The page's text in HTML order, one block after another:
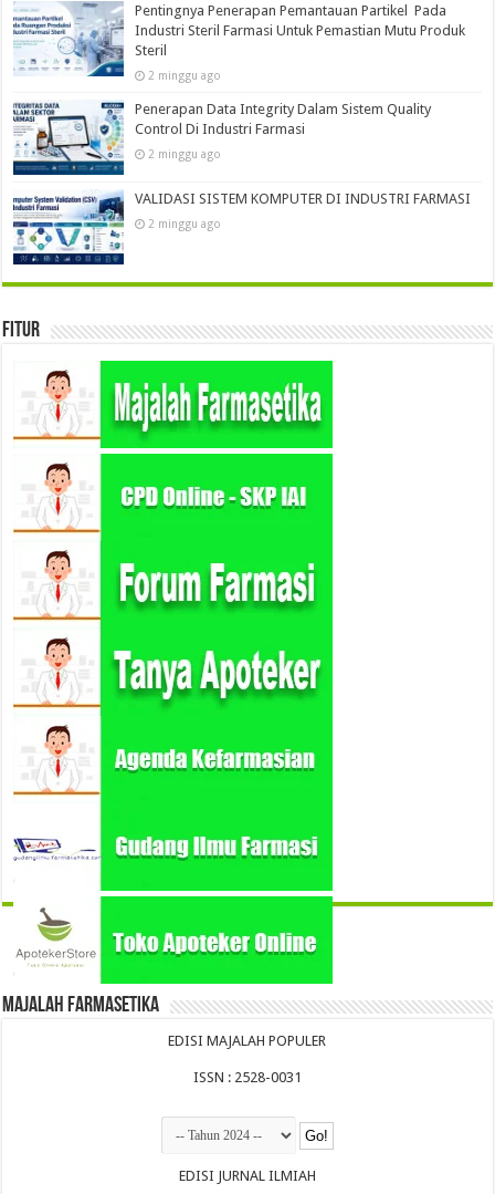
Pentingnya Penerapan Pemantauan Partikel Pada
Industri Steril Farmasi Untuk Pemastian Mutu Produk
Steril
2 minggu ago
Penerapan Data Integrity Dalam Sistem Quality
Control Di Industri Farmasi
2 minggu ago
VALIDASI SISTEM KOMPUTER DI INDUSTRI FARMASI
2 minggu ago
Fitur
Majalah Farmasetika
EDISI MAJALAH POPULER
ISSN : 2528-0031
EDISI JURNAL ILMIAH